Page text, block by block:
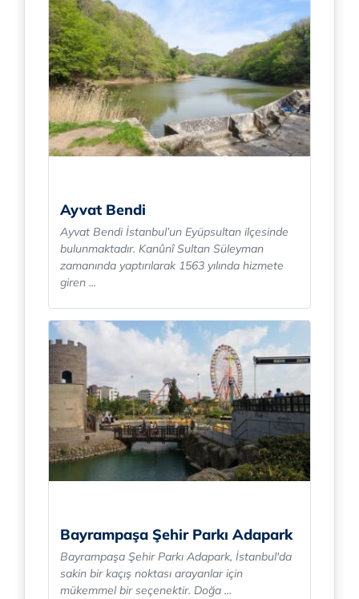
Ayvat Bendi
Ayvat Bendi İstanbul’un Eyüpsultan ilçesinde
bulunmaktadır. Kanûnî Sultan Süleyman
zamanında yaptırılarak 1563 yılında hizmete
giren ...
Bayrampaşa Şehir Parkı Adapark
Bayrampaşa Şehir Parkı Adapark, İstanbul'da
sakin bir kaçış noktası arayanlar için
mükemmel bir seçenektir. Doğa ...